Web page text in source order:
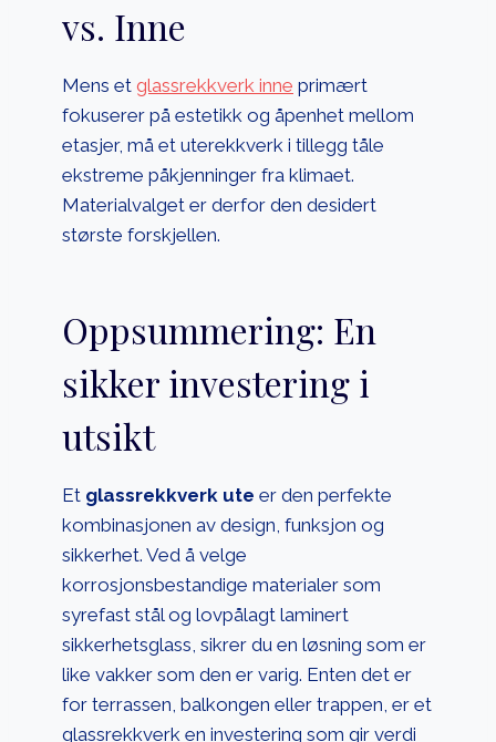
vs. Inne
Mens et glassrekkverk inne primært
fokuserer på estetikk og åpenhet mellom
etasjer, må et uterekkverk i tillegg tåle
ekstreme påkjenninger fra klimaet.
Materialvalget er derfor den desidert
største forskjellen.
Oppsummering: En
sikker investering i
utsikt
Et glassrekkverk ute er den perfekte
kombinasjonen av design, funksjon og
sikkerhet. Ved å velge
korrosjonsbestandige materialer som
syrefast stål og lovpålagt laminert
sikkerhetsglass, sikrer du en løsning som er
like vakker som den er varig. Enten det er
for terrassen, balkongen eller trappen, er et
glassrekkverk en investering som gir verdi